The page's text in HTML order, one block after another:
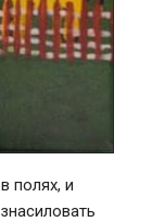
полях, и